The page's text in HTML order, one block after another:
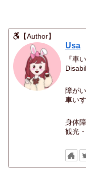
【Author】
Usa
『車
障が
車い
身体
観光